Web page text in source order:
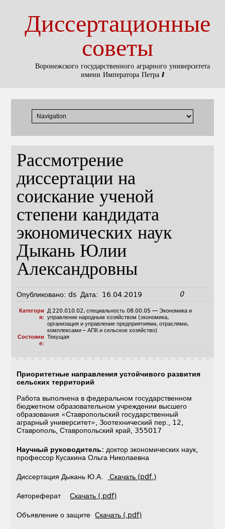
Диссертационные
советы
Воронежского государственного аграрного университета
имени Императора Петра I
Рассмотрение
диссертации на
соискание ученой
степени кандидата
экономических наук
Дыкань Юлии
Александровны
Опубликовано: ds Дата: 16.04.2019 0
Категори
я:
Д 220.010.02, специальность 08.00.05 — Экономика и
управление народным хозяйством (экономика,
организация и управление предприятиями, отраслями,
комплексами – АПК и сельское хозяйство)
Состояни
е:
Текущая
Приоритетные направления устойчивого развития
сельских территорий
Работа выполнена в федеральном государственном
бюджетном образовательном учреждении высшего
образования «Ставропольский государственный
аграрный университет», Зоотехнический пер., 12,
Ставрополь, Ставропольский край, 355017
Научный руководитель: доктор экономических наук,
профессор Кусакина Ольга Николаевна
Диссертация Дыкань Ю.А. Скачать (pdf.)
АвторефератСкачать (.pdf)
Объявление о защитеСкачать (.pdf)